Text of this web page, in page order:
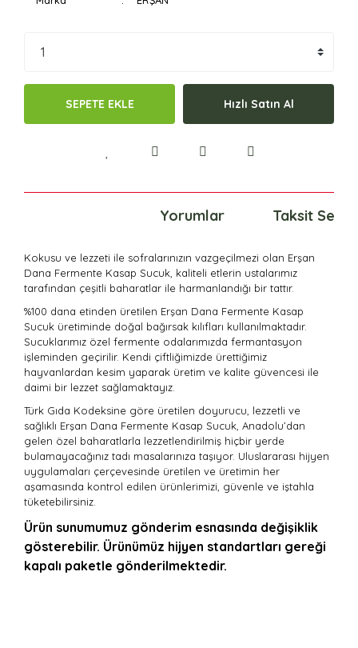
SEPETE EKLE Hızlı Satın Al
Yorumlar Taksit
Kokusu ve lezzeti ile sofralarınızın vazgeçilmezi olan Erşan
Dana Fermente Kasap Sucuk, kaliteli etlerin ustalarımız
tarafından çeşitli baharatlar ile harmanlandığı bir tattır.
%100 dana etinden üretilen Erşan Dana Fermente Kasap
Sucuk üretiminde doğal bağırsak kılıfları kullanılmaktadır.
Sucuklarımız özel fermente odalarımızda fermantasyon
işleminden geçirilir. Kendi çiftliğimizde ürettiğimiz
hayvanlardan kesim yaparak üretim ve kalite güvencesi ile
daimi bir lezzet sağlamaktayız.
Türk Gıda Kodeksine göre üretilen doyurucu, lezzetli ve
sağlıklı Erşan Dana Fermente Kasap Sucuk , Anadolu’dan
gelen özel baharatlarla lezzetlendirilmiş hiçbir yerde
bulamayacağınız tadı masalarınıza taşıyor. Uluslararası hijyen
uygulamaları çerçevesinde üretilen ve üretimin her
aşamasında kontrol edilen ürünlerimizi, güvenle ve iştahla
tüketebilirsiniz.
Ürün sunumumuz gönderim esnasında değişiklik
gösterebilir. Ürünümüz hijyen standartları gereği
kapalı paketle gönderilmektedir.